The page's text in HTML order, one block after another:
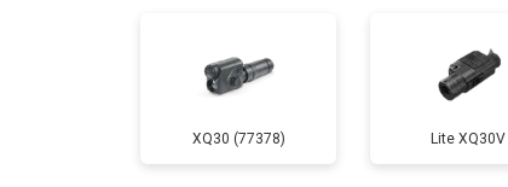
XQ30 (77378) Lite XQ30V